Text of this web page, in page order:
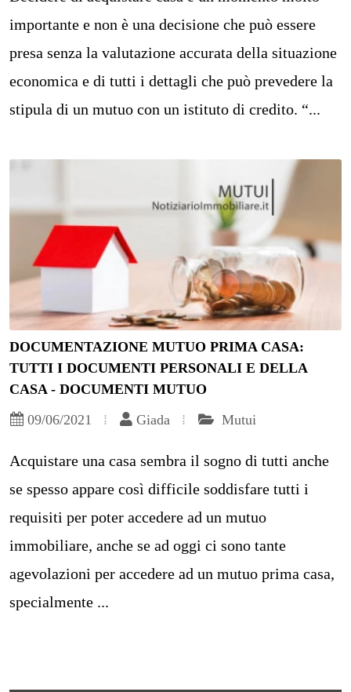
importante e non è una decisione che può essere
presa senza la valutazione accurata della situazione
economica e di tutti i dettagli che può prevedere la
stipula di un mutuo con un istituto di credito. “...
DOCUMENTAZIONE MUTUO PRIMA CASA:
TUTTI I DOCUMENTI PERSONALI E DELLA
CASA - DOCUMENTI MUTUO
09/06/2021
Giada Mutui
Acquistare una casa sembra il sogno di tutti anche
se spesso appare così difficile soddisfare tutti i
requisiti per poter accedere ad un mutuo
immobiliare, anche se ad oggi ci sono tante
agevolazioni per accedere ad un mutuo prima casa,
specialmente ...